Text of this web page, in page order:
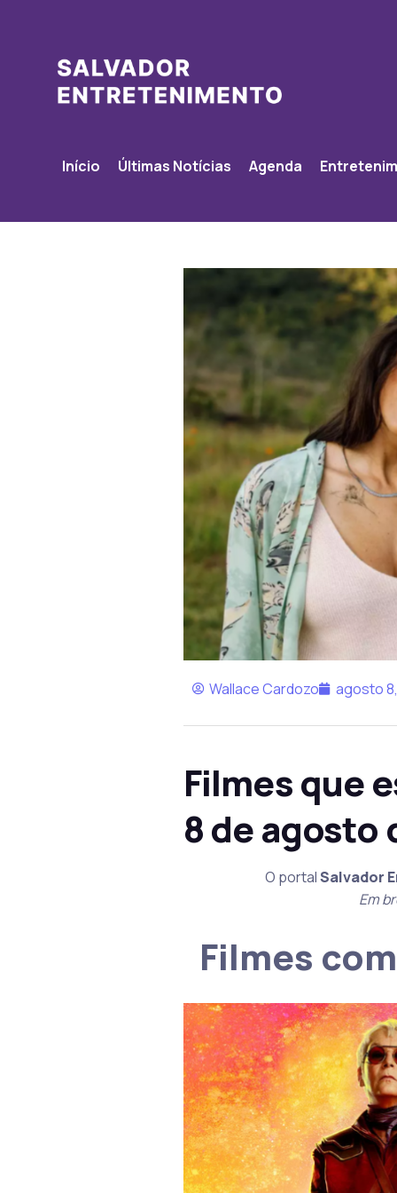
Início Últimas Notícias Agenda
Wallace Cardozo agosto
Filmes que
8 de agosto
O portalSalvador
Em
Filmes